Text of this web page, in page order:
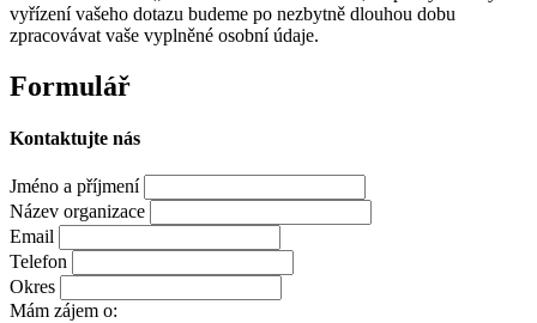
vyřízení vašeho dotazu budeme po nezbytně dlouhou dobu
zpracovávat vaše vyplněné osobní údaje.
Formulář
Kontaktujte nás
Jméno a příjmení
Název organizace
Email
Telefon
Okres
Mám zájem o: